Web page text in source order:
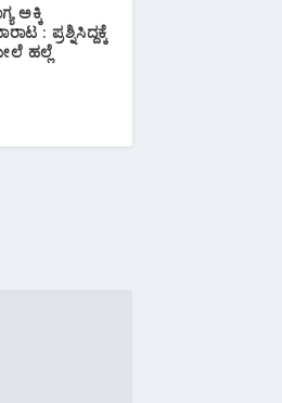
ಅಕ್ಕಿ
: ಪ್ರಶ್ನಿಸಿದ್ದಕ್ಕೆ
ಹಲ್ಲೆ